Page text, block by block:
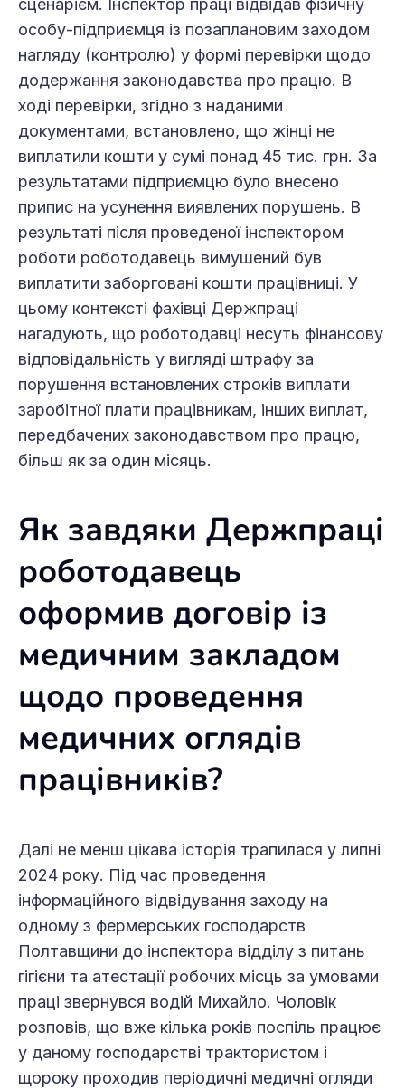
сценарієм. Інспектор праці відвідав фізичну
особу-підприємця із позаплановим заходом
нагляду (контролю) у формі перевірки щодо
додержання законодавства про працю. В
ході перевірки, згідно з наданими
документами, встановлено, що жінці не
виплатили кошти у сумі понад 45 тис. грн. За
результатами підприємцю було внесено
припис на усунення виявлених порушень. В
результаті після проведеної інспектором
роботи роботодавець вимушений був
виплатити заборговані кошти працівниці. У
цьому контексті фахівці Держпраці
нагадують, що роботодавці несуть фінансову
відповідальність у вигляді штрафу за
порушення встановлених строків виплати
заробітної плати працівникам, інших виплат,
передбачених законодавством про працю,
більш як за один місяць.
Як завдяки Держпраці
роботодавець
оформив договір із
медичним закладом
щодо проведення
медичних оглядів
працівників?
Далі не менш цікава історія трапилася у липні
2024 року. Під час проведення
інформаційного відвідування заходу на
одному з фермерських господарств
Полтавщини до інспектора відділу з питань
гігієни та атестації робочих місць за умовами
праці звернувся водій Михайло. Чоловік
розповів, що вже кілька років поспіль працює
у даному господарстві трактористом і
щороку проходив періодичні медичні огляди